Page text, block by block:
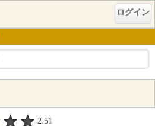
ログイン
2.51